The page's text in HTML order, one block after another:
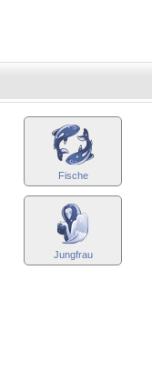
Fische
Jungfrau